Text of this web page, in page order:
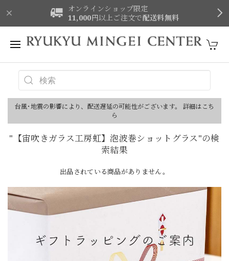
オンラインショップ限定
11,000円以上ご注文で配送料無料
台風･地震の影響により、配送遅延の可能性がございます。 詳細はこち
ら
"【宙吹きガラス工房虹】泡波巻ショットグラス"の検
索結果
出品されている商品がありません。